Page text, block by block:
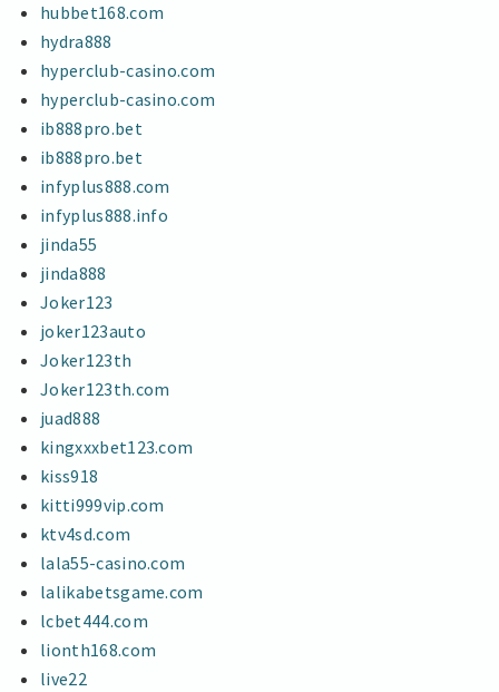
hubbet168.com
hydra888
hyperclub-casino.com
hyperclub-casino.com
ib888pro.bet
ib888pro.bet
infyplus888.com
infyplus888.info
jinda55
jinda888
Joker123
joker123auto
Joker123th
Joker123th.com
juad888
kingxxxbet123.com
kiss918
kitti999vip.com
ktv4sd.com
lala55-casino.com
lalikabetsgame.com
lcbet444.com
lionth168.com
live22